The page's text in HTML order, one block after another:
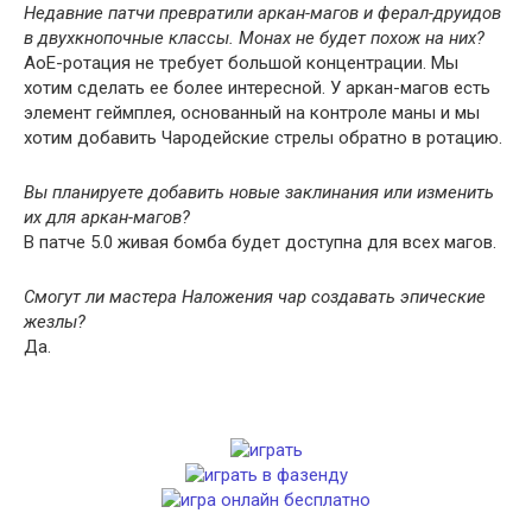
Недавние патчи превратили аркан-магов и ферал-друидов
в двухкнопочные классы. Монах не будет похож на них?
АоЕ-ротация не требует большой концентрации. Мы
хотим сделать ее более интересной. У аркан-магов есть
элемент геймплея, основанный на контроле маны и мы
хотим добавить Чародейские стрелы обратно в ротацию.
Вы планируете добавить новые заклинания или изменить
их для аркан-магов?
В патче 5.0 живая бомба будет доступна для всех магов.
Смогут ли мастера Наложения чар создавать эпические
жезлы?
Да.